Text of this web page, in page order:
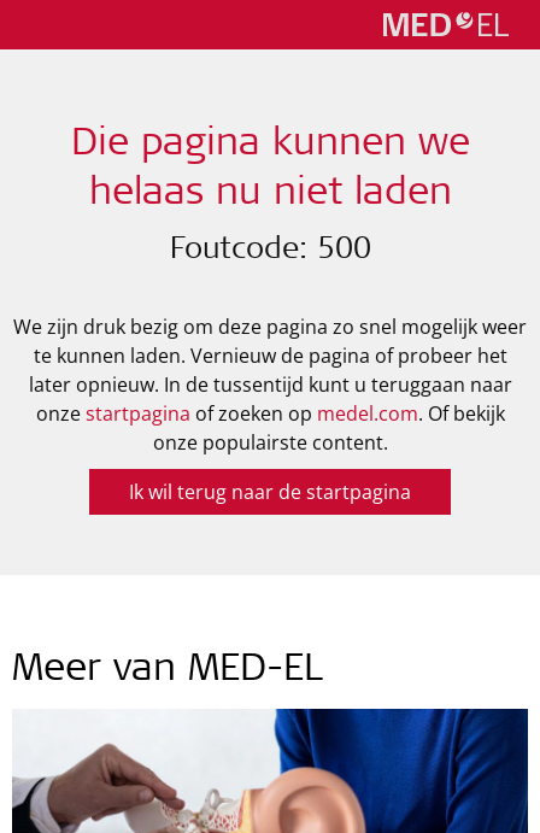
Die pagina kunnen we
helaas nu niet laden
Foutcode: 500
We zijn druk bezig om deze pagina zo snel mogelijk weer
te kunnen laden. Vernieuw de pagina of probeer het
later opnieuw. In de tussentijd kunt u teruggaan naar
onzestartpagina of zoeken op medel.com. Of bekijk
onze populairste content.
Ik wil terug naar de startpagina
Meer van MED-EL